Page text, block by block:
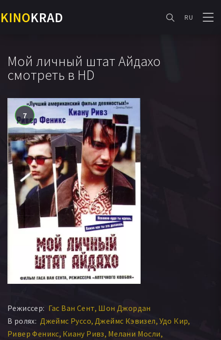
KINOKRAD RU
Мой личный штат Айдахо
смотреть в HD
7
Режиссер: Гас Ван Сент Шон Джордан
В ролях: Джеймс Руссо Джеймс Кэвизел Удо Кир
Ривер Феникс Киану Ривз Мелани Мосли